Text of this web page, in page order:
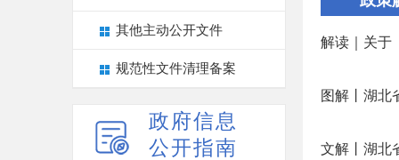
其他主动公开文件
规范性文件清理备案
政府信息
公开指南
解读｜关于
图解丨湖北
文解丨湖北